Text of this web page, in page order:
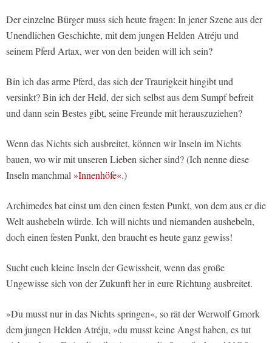
Der einzelne Bürger muss sich heute fragen: In jener Szene aus der
Unendlichen Geschichte, mit dem jungen Helden Atréju und
seinem Pferd Artax, wer von den beiden will ich sein?
Bin ich das arme Pferd, das sich der Traurigkeit hingibt und
versinkt? Bin ich der Held, der sich selbst aus dem Sumpf befreit
und dann sein Bestes gibt, seine Freunde mit herauszuziehen?
Wenn das Nichts sich ausbreitet, können wir Inseln im Nichts
bauen, wo wir mit unseren Lieben sicher sind? (Ich nenne diese
Inseln manchmal »Innenhöfe«.)
Archimedes bat einst um den einen festen Punkt, von dem aus er die
Welt aushebeln würde. Ich will nichts und niemanden aushebeln,
doch einen festen Punkt, den braucht es heute ganz gewiss!
Sucht euch kleine Inseln der Gewissheit, wenn das große
Ungewisse sich von der Zukunft her in eure Richtung ausbreitet.
»Du musst nur in das Nichts springen«, so rät der Werwolf Gmork
dem jungen Helden Atréju, »du musst keine Angst haben, es tut